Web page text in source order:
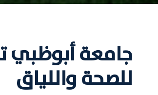
جامعة أبوظبي
للصحة واللياق